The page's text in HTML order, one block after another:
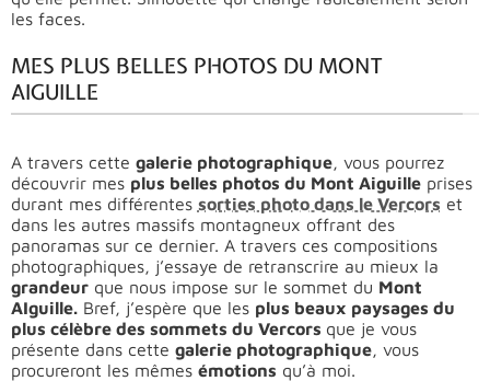
les faces.
MES PLUS BELLES PHOTOS DU MONT
AIGUILLE
A travers cette galerie photographique, vous pourrez
découvrir mes plus belles photos du Mont Aiguilleprises
durant mes différentes sorties photo dans le Vercors et
dans les autres massifs montagneux offrant des
panoramas sur ce dernier. A travers ces compositions
photographiques, j’essaye de retranscrire au mieux la
grandeurque nous impose sur le sommet du Mont
AIguille.Bref, j’espère que les plus beaux paysages du
plus célèbre des sommets du Vercors que je vous
présente dans cette galerie photographique, vous
procureront les mêmes émotions qu’à moi.